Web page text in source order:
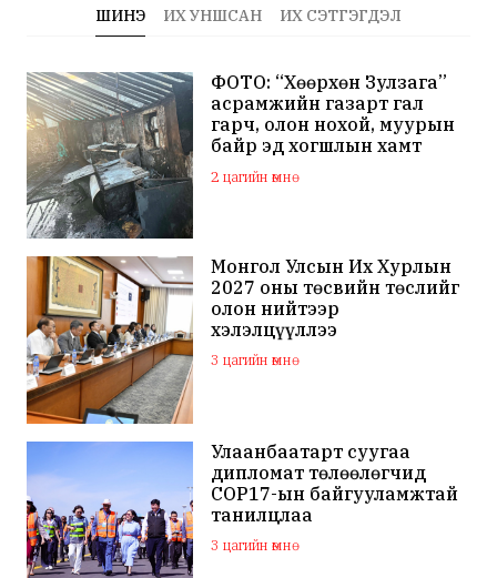
ШИНЭ ИХ УНШСАН ИХ СЭТГЭГДЭЛ
ФОТО: “Хөөрхөн Зулзага”
асрамжийн газарт гал
гарч, олон нохой, муурын
байр эд хогшлын хамт
шатжээ
2 цагийн өмнө
Монгол Улсын Их Хурлын
2027 оны төсвийн төслийг
олон нийтээр
хэлэлцүүллээ
3 цагийн өмнө
Улаанбаатарт суугаа
дипломат төлөөлөгчид
COP17-ын байгууламжтай
танилцлаа
3 цагийн өмнө